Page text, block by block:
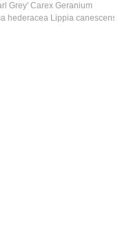
Grey' Carex Geranium
hederacea Lippia canescens